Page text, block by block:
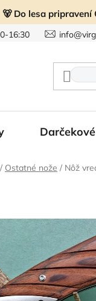
🐻 Do lesa pripravení
16:30
/ Ostatné nože / Nôž